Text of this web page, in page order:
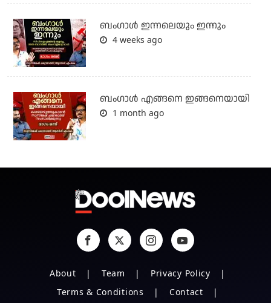
ബംഗാള്‍ ഇന്നലെയും ഇന്നും
4 weeks ago
ബം​ഗാൾ എങ്ങനെ ഇങ്ങനെയായി
1 month ago
About Team
Privacy Policy
Terms & Conditions
Contact